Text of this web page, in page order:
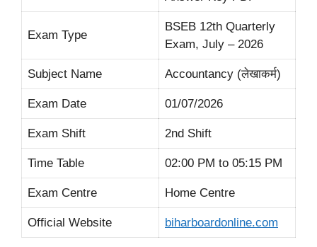
Exam Type
BSEB 12th Quarterly
Exam, July – 2026
Subject Name Accountancy (लेखाकर्म)
Exam Date 01/07/2026
Exam Shift 2nd Shift
Time Table 02:00 PM to 05:15 PM
Exam Centre Home Centre
Official Website biharboardonline.com